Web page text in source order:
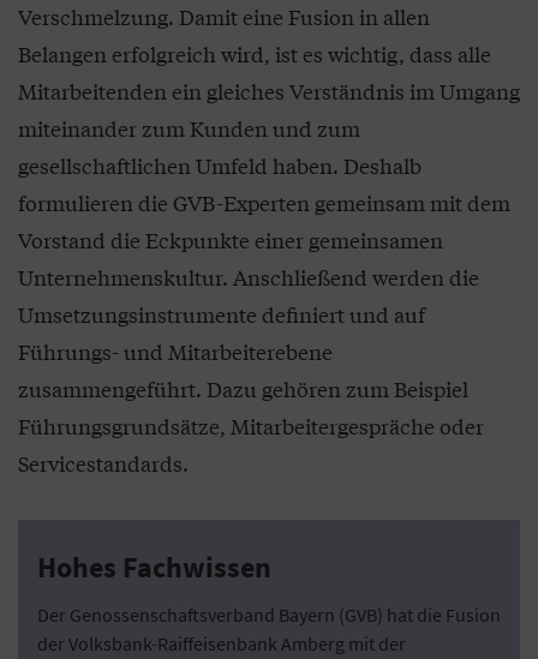
Verschmelzung. Damit eine Fusion in allen
Belangen erfolgreich wird, ist es wichtig, dass alle
Mitarbeitenden ein gleiches Verständnis im Umgang
miteinander zum Kunden und zum
gesellschaftlichen Umfeld haben. Deshalb
formulieren die GVB-Experten gemeinsam mit dem
Vorstand die Eckpunkte einer gemeinsamen
Unternehmenskultur. Anschließend werden die
Umsetzungsinstrumente definiert und auf
Führungs- und Mitarbeiterebene
zusammengeführt. Dazu gehören zum Beispiel
Führungsgrundsätze, Mitarbeitergespräche oder
Servicestandards.
Hohes Fachwissen
Der Genossenschaftsverband Bayern (GVB) hat die Fusion
der Volksbank-Raiffeisenbank Amberg mit der